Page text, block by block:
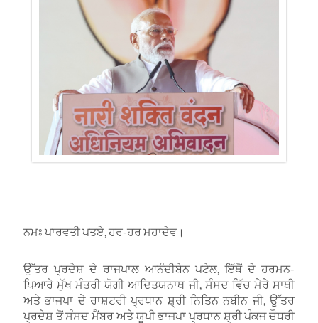
ਨਮਃ ਪਾਰਵਤੀ ਪਤਏ, ਹਰ-ਹਰ ਮਹਾਦੇਵ।
ਉੱਤਰ ਪ੍ਰਦੇਸ਼ ਦੇ ਰਾਜਪਾਲ ਆਨੰਦੀਬੇਨ ਪਟੇਲ, ਇੱਥੋਂ ਦੇ ਹਰਮਨ-
ਪਿਆਰੇ ਮੁੱਖ ਮੰਤਰੀ ਯੋਗੀ ਆਦਿਤਯਨਾਥ ਜੀ, ਸੰਸਦ ਵਿੱਚ ਮੇਰੇ ਸਾਥੀ
ਅਤੇ ਭਾਜਪਾ ਦੇ ਰਾਸ਼ਟਰੀ ਪ੍ਰਧਾਨ ਸ਼੍ਰੀ ਨਿਤਿਨ ਨਬੀਨ ਜੀ, ਉੱਤਰ
ਪ੍ਰਦੇਸ਼ ਤੋਂ ਸੰਸਦ ਮੈਂਬਰ ਅਤੇ ਯੂਪੀ ਭਾਜਪਾ ਪ੍ਰਧਾਨ ਸ਼੍ਰੀ ਪੰਕਜ ਚੌਧਰੀ